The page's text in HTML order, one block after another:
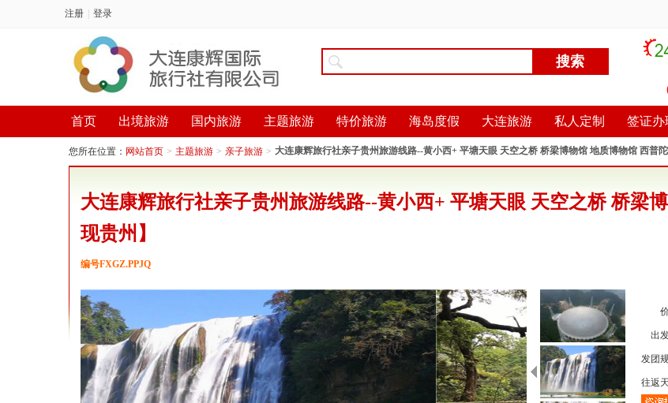
注册 登录
首页 出境旅游 国内旅游 主题旅游 特价旅游 海岛度假 大连旅游 私人定制 签证办
您所在位置： 网站首页 > 主题旅游 > 亲子旅游 > 大连康辉旅行社亲子贵州旅游线路--黄小西+ 平塘天眼 天空之桥 桥梁博物馆 地质博物馆 西普陀
大连康辉旅行社亲子贵州旅游线路--黄小西+ 平塘天眼 天空之桥 桥梁
现贵州】
编号FXGZ.PPJQ
出
发团
往返